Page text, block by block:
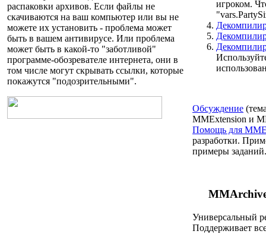
распаковки архивов. Если файлы не
скачиваются на ваш компьютер или вы не
можете их установить - проблема может
быть в вашем антивирусе. Или проблема
может быть в какой-то "заботливой"
программе-обозревателе интернета, они в
том числе могут скрывать ссылки, которые
покажутся "подозрительными".
игроком.
Обсуждение
MMExtension и
Помощь для
разработки.
примеры заданий.
Универсальный
Поддерживает